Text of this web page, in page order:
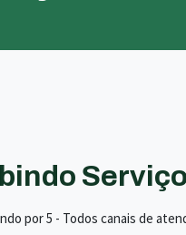
por 5 - Todos canais de